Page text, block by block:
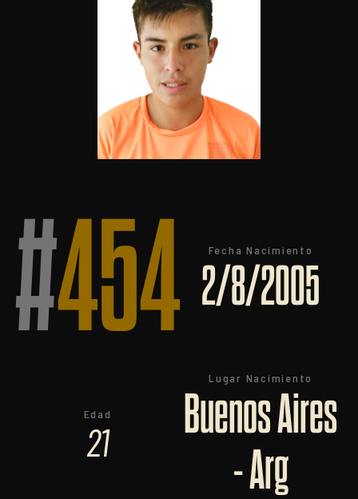
#454 Fecha Nacimiento
2/8/2005
Edad
21
Lugar Nacimiento
Buenos Aires
- Arg